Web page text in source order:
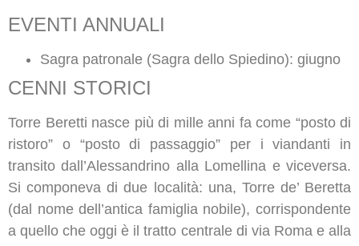
EVENTI ANNUALI
Sagra patronale (Sagra dello Spiedino): giugno
CENNI STORICI
Torre Beretti nasce più di mille anni fa come “posto di
ristoro” o “posto di passaggio” per i viandanti in
transito dall’Alessandrino alla Lomellina e viceversa.
Si componeva di due località: una, Torre de’ Beretta
(dal nome dell’antica famiglia nobile), corrispondente
a quello che oggi è il tratto centrale di via Roma e alla